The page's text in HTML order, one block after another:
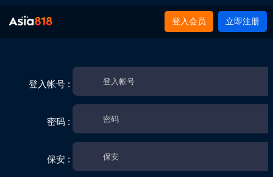
登入会员 立即注册
登入帐号 :
密码 :
保安 :